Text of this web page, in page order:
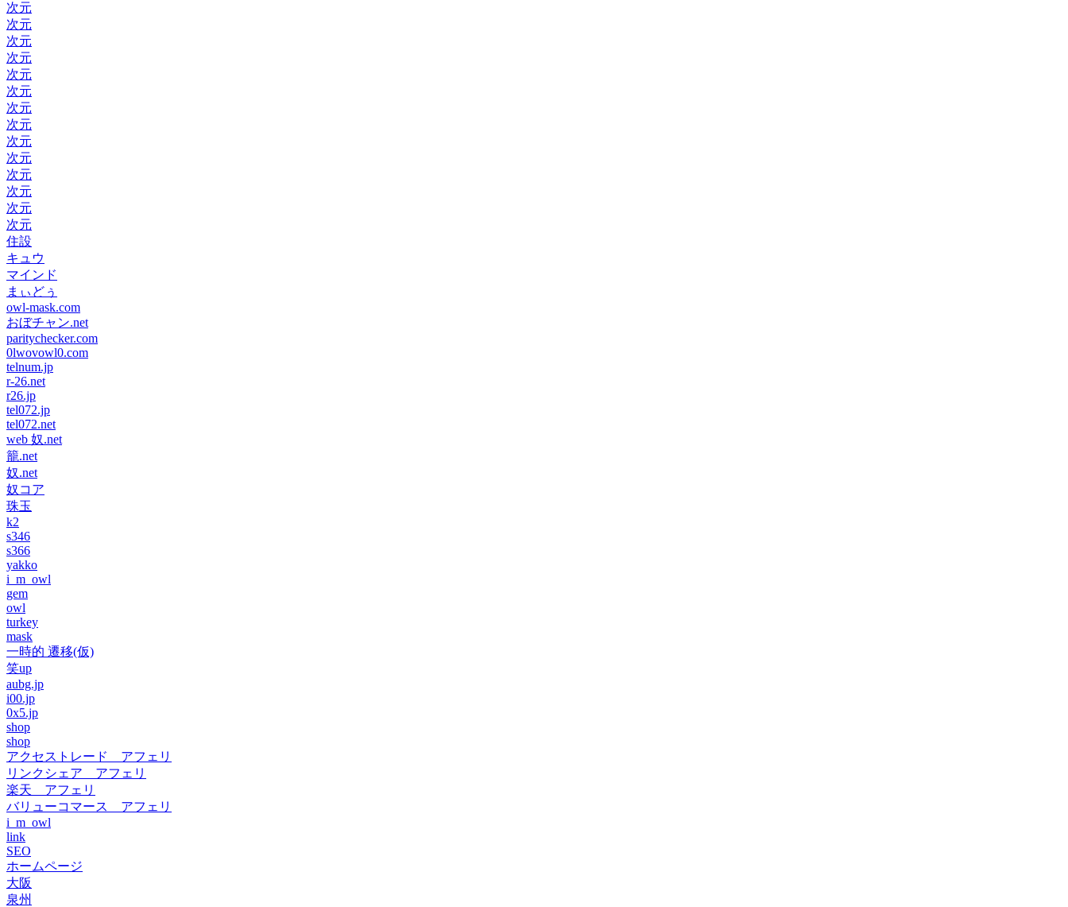
次元
次元
次元
次元
次元
次元
次元
次元
次元
次元
次元
次元
次元
次元
住設
キュウ
マインド
まぃどぅ
owl-mask.com
おぼチャン.net
paritychecker.com
0lwovowl0.com
telnum.jp
r-26.net
r26.jp
tel072.jp
tel072.net
web 奴.net
籠.net
奴.net
奴コア
珠玉
k2
s346
s366
yakko
i_m_owl
gem
owl
turkey
mask
一時的 遷移(仮)
笑up
aubg.jp
i00.jp
0x5.jp
shop
shop
アクセストレード アフェリ
リンクシェア アフェリ
楽天 アフェリ
バリューコマース アフェリ
i_m_owl
link
SEO
ホームページ
大阪
泉州